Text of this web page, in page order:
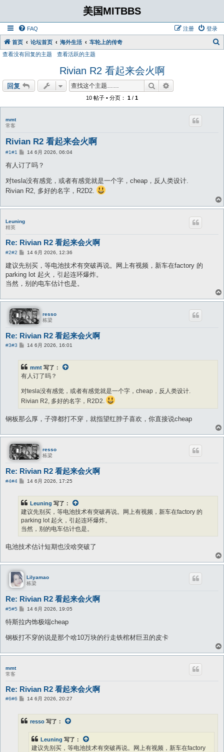
美国MITBBS
FAQ 登录
注册
首页 论坛首页 海外生活 车轮上的传奇
查看没有回复的主题 查看活跃的主题
Rivian R2 看起来会火啊
回复 搜索
10 帖子 • 分页： 1 / 1
mmt
常客
Rivian R2 看起来会火啊
#1#1
帖14 6月 2026, 06:04
有人订了吗？
对tesla没有感觉，或者有感觉就是一个字，cheap，反人类设计.
Rivian R2, 多好的名字，R2D2.
Leuning
精英
Re: Rivian R2 看起来会火啊
#2#2
帖14 6月 2026, 12:36
建议先别买，等电池技术有突破再说。网上有视频，新车在factory 的
parking lot 起火，引起连环爆炸。
当然，别的电车估计也是。
resso
栋梁
Re: Rivian R2 看起来会火啊
#3#3
帖14 6月 2026, 16:01
mmt 写了：
有人订了吗？
对tesla没有感觉，或者有感觉就是一个字，cheap，反人类设计.
Rivian R2, 多好的名字，R2D2.
钢板那么厚，子弹都打不穿，就指望红脖子喜欢，你直接说cheap
resso
栋梁
Re: Rivian R2 看起来会火啊
#4#4
帖14 6月 2026, 17:25
Leuning 写了：
建议先别买，等电池技术有突破再说。网上有视频，新车在factory 的
parking lot 起火，引起连环爆炸。
当然，别的电车估计也是。
电池技术估计短期也没啥突破了
Lilyamao
栋梁
Re: Rivian R2 看起来会火啊
#5#5
帖14 6月 2026, 19:05
特斯拉内饰极端cheap
钢板打不穿的说是那个啥10万块的行走铁棺材巨丑的皮卡
mmt
常客
Re: Rivian R2 看起来会火啊
#6#6
帖
14 6月 2026, 20:27
resso 写了：
Leuning 写了：
建议先别买，等电池技术有突破再说。网上有视频，新车在factory